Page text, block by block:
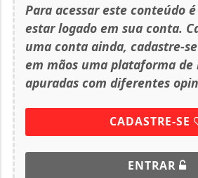
Para acessar este conteúdo
estar logado em sua conta.
uma conta ainda, cadastre-
em mãos uma plataforma de
apuradas com diferentes
CADASTRE-SE
ENTRAR